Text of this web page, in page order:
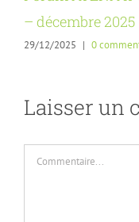
– décembre 2025
29/12/2025 | 0
Laisser un